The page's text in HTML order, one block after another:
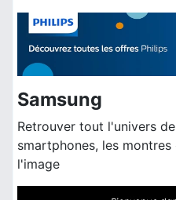
Samsung
Retrouver tout l'univers
smartphones, les
l'image